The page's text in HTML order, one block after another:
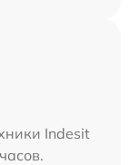
Indesit